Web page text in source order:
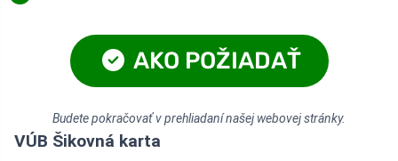
AKO POŽIADAŤ
Budete pokračovať v prehliadaní našej webovej stránky.
VÚB Šikovná karta